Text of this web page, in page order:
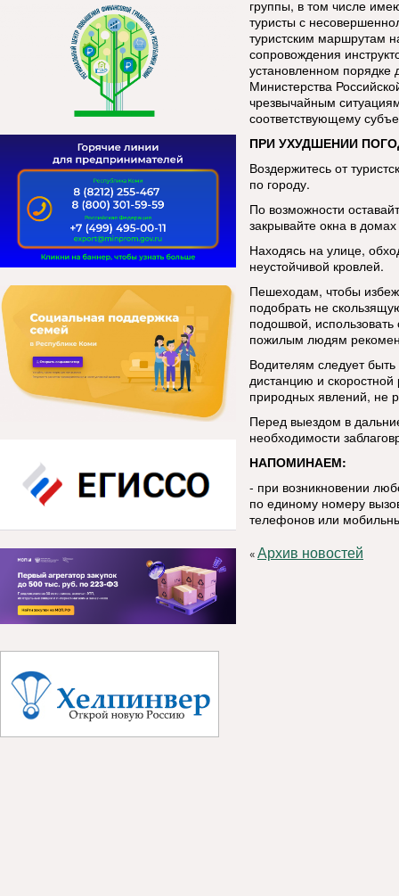
группы, в том числе
туристы с
туристским маршрутам
сопровождения
установленном
Министерства
чрезвычайным
соответствующему
ПРИ УХУДШЕНИИ
Воздержитесь от
по городу.
По возможности
закрывайте окна в
Находясь на улице,
неустойчивой кровлей.
Пешеходам, чтобы
подобрать не
подошвой,
пожилым людям
Водителям следует
дистанцию и
природных явлений, не
Перед выездом в
необходимости
НАПОМИНАЕМ:
- при возникновении
по единому номеру
телефонов или
«Архив новостей